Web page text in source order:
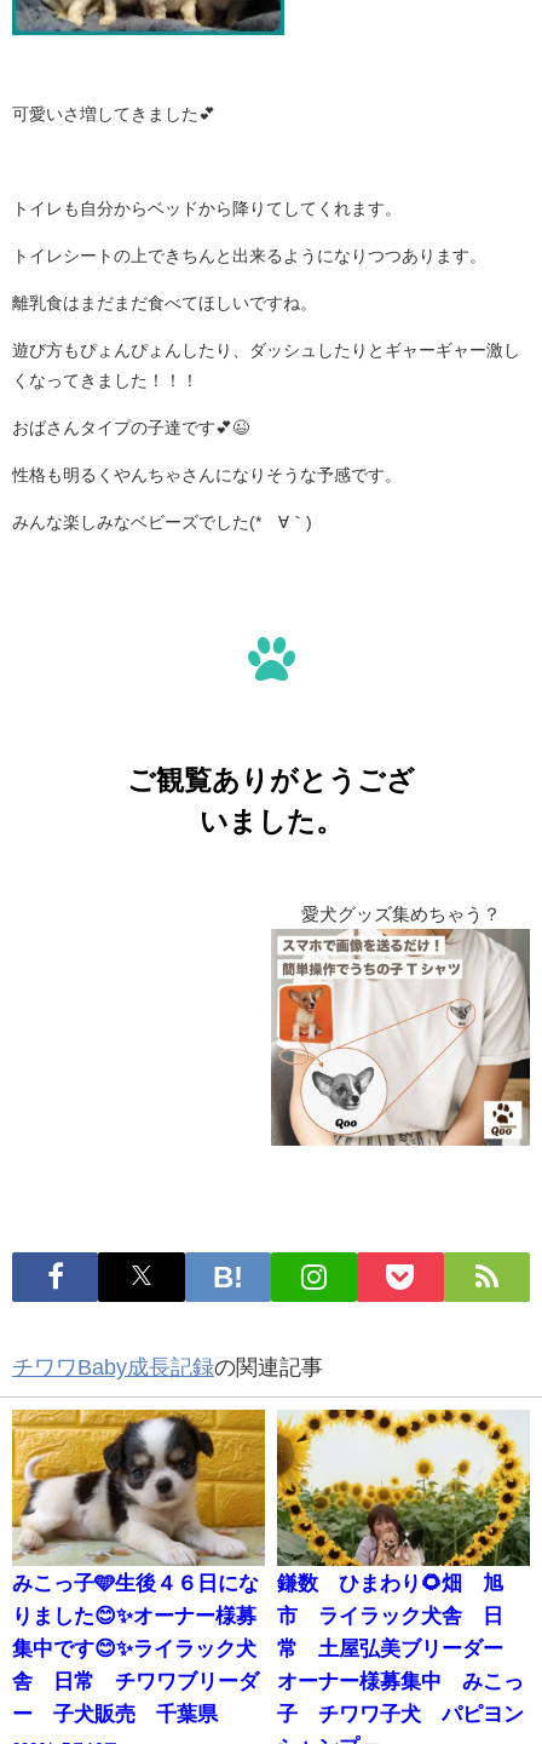
可愛いさ増してきました💕
トイレも自分からベッドから降りてしてくれます。
トイレシートの上できちんと出来るようになりつつあります。
離乳食はまだまだ食べてほしいですね。
遊び方もぴょんぴょんしたり、ダッシュしたりとギャーギャー激し
くなってきました！！！
おばさんタイプの子達です💕😉
性格も明るくやんちゃさんになりそうな予感です。
みんな楽しみなベビーズでした(*´∀｀)
ご観覧ありがとうござ
いました。
愛犬グッズ集めちゃう？
チワワBaby成長記録の関連記事
みこっ子🩵生後４６日にな
りました😊✨オーナー様募
集中です😊✨ライラック犬
舎 日常 チワワブリーダ
ー 子犬販売 千葉県
鎌数 ひまわり🌻畑 旭
市 ライラック犬舎 日
常 土屋弘美ブリーダー
オーナー様募集中 みこっ
子 チワワ子犬 パピヨン